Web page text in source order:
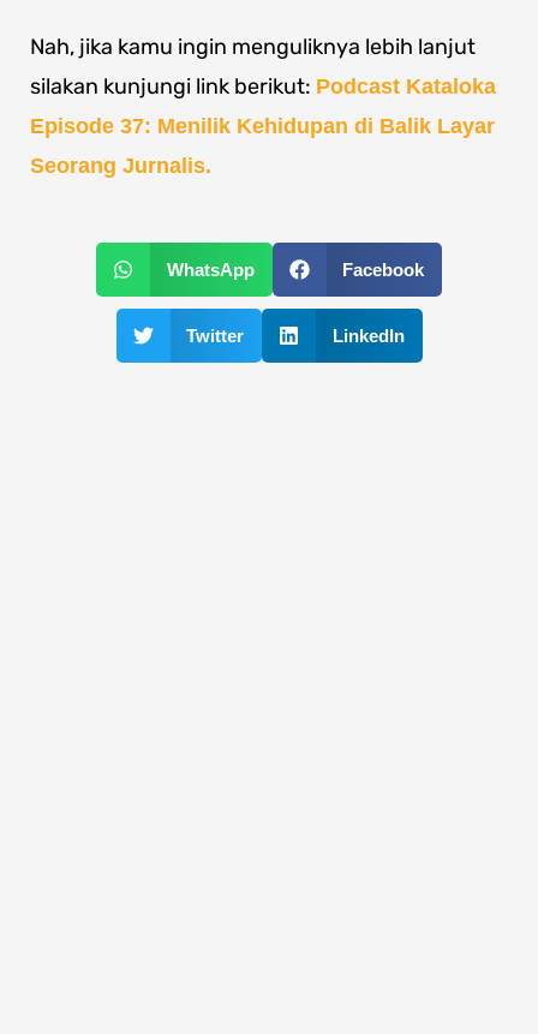
Nah, jika kamu ingin menguliknya lebih lanjut
silakan kunjungi link berikut: Podcast Kataloka
Episode 37: Menilik Kehidupan di Balik Layar
Seorang Jurnalis.
WhatsApp Facebook
Twitter LinkedIn